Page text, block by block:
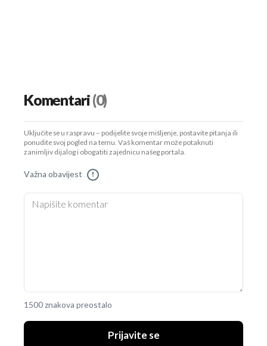
Komentari(0)
Uključite se u raspravu – podijelite svoje mišljenje, postavite pitanja ili
ponudite svoj pogled na temu. Vaš komentar može potaknuti
zanimljiv dijalog i obogatiti zajednicu našeg portala.
Važna obavijest !
1500 znakova preostalo
Prijavite se